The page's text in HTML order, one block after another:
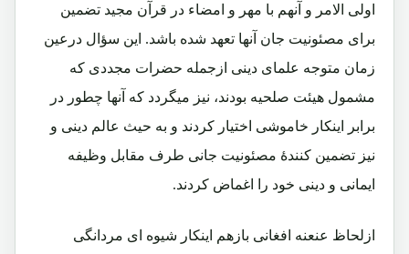
اولی الامر و آنهم با مهر و امضاء در قرآن مجید تضمین
برای مصئونیت جان آنها تعهد شده باشد. این سؤال درعین
زمان متوجه علمای دینی ازجمله حضرات مجددی که
مشمول هیئت صلحیه بودند، نیز میگردد که آنها چطور در
برابر اینکار خاموشی اختیار کردند و به حیث عالم دینی و
نیز تضمین کنندۀ مصئونیت جانی طرف مقابل وظیفه
ایمانی و دینی خود را اغماض کردند.
ازلحاظ عنعنه افغانی بازهم اینکار شیوه ای مردانگی